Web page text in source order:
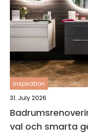
inspiration
31. July 2026
Badrumsrenovering
val och smarta